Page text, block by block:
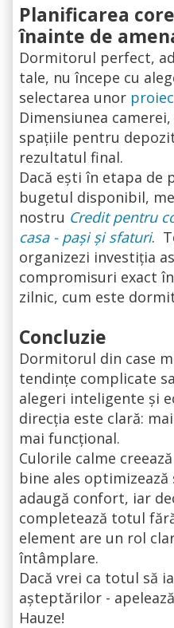
Planificarea
înainte de
Dormitorul perfect,
tale, nu începe cu
selectarea unor
Dimensiunea
spațiile pentru
rezultatul final.
Dacă ești în etapa de
bugetul disponibil,
nostru Credit pentru
casa - pași și sfaturi.
organizezi investiția
compromisuri exact
zilnic, cum este
Concluzie
Dormitorul din case
tendințe complicate
alegeri inteligente și
direcția este clară:
mai funcțional.
Culorile calme
bine ales
adaugă confort, iar
completează totul
element are un rol
întâmplare.
Dacă vrei ca totul să
așteptărilor -
Hauze!